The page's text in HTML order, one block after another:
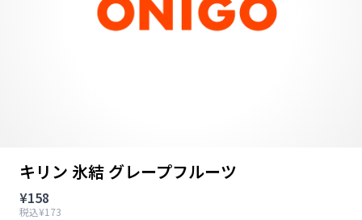
キリン 氷結 グレープフルーツ
¥158
税込¥173